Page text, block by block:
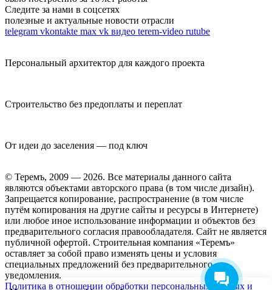
Следите за нами в соцсетях
полезные и актуальные новости отрасли
telegram vkontakte max vk видео terem-video rutube
Персональный архитектор для каждого проекта
Строительство без предоплаты и переплат
От идеи до заселения — под ключ
© Теремъ, 2009 — 2026. Все материалы данного сайта
являются объектами авторского права (в том числе дизайн).
Запрещается копирование, распространение (в том числе
путём копирования на другие сайты и ресурсы в Интернете)
или любое иное использование информации и объектов без
предварительного согласия правообладателя. Cайт не является
публичной офертой. Строительная компания «Теремъ»
оставляет за собой право изменять цены и условия
специальных предложений без предварительного
уведомления.
Политика в отношении обработки персональных данных и